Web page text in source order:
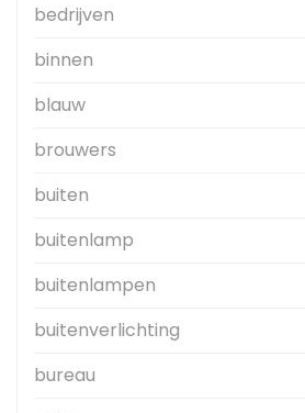
bedrijven
binnen
blauw
brouwers
buiten
buitenlamp
buitenlampen
buitenverlichting
bureau